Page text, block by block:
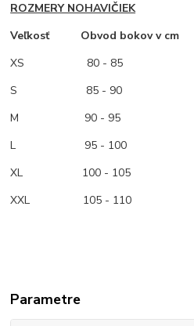
ROZMERY NOHAVIČIEK
Veľkosť Obvod bokov v cm
XS
80 - 85
S 85 - 90
M
90 - 95
L 95 - 100
XL 100 - 105
XXL 105 - 110
Parametre